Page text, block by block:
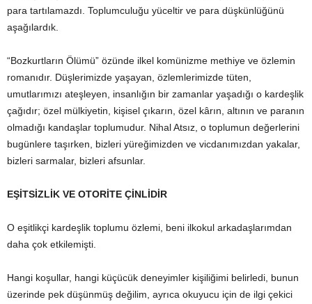
para tartılamazdı. Toplumculuğu yüceltir ve para düşkünlüğünü
aşağılardık.
“Bozkurtların Ölümü” özünde ilkel komünizme methiye ve özlemin
romanıdır. Düşlerimizde yaşayan, özlemlerimizde tüten,
umutlarımızı ateşleyen, insanlığın bir zamanlar yaşadığı o kardeşlik
çağıdır; özel mülkiyetin, kişisel çıkarın, özel kârın, altının ve paranın
olmadığı kandaşlar toplumudur. Nihal Atsız, o toplumun değerlerini
bugünlere taşırken, bizleri yüreğimizden ve vicdanımızdan yakalar,
bizleri sarmalar, bizleri afsunlar.
EŞİTSİZLİK VE OTORİTE ÇİNLİDİR
O eşitlikçi kardeşlik toplumu özlemi, beni ilkokul arkadaşlarımdan
daha çok etkilemişti.
Hangi koşullar, hangi küçücük deneyimler kişiliğimi belirledi, bunun
üzerinde pek düşünmüş değilim, ayrıca okuyucu için de ilgi çekici